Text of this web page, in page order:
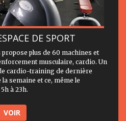
DE SPORT
plus de 60 machines et
musculaire, cardio. Un
cardio-training de dernière
semaine et ce, même le
à 23h.
VOIR